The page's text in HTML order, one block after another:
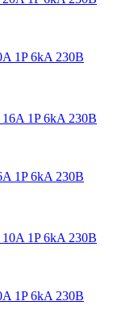
1P 6kA 230В
1P 6kA 230В
1P 6kA 230В